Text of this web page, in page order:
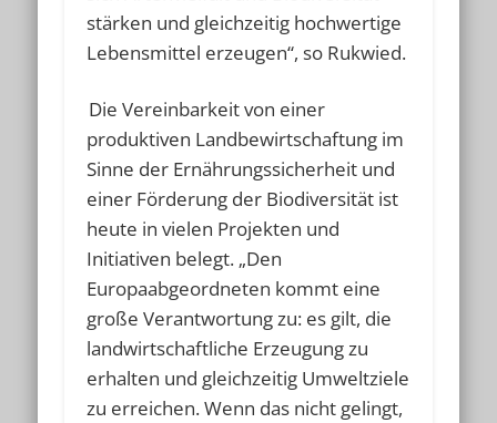
stärken und gleichzeitig hochwertige
Lebensmittel erzeugen“, so Rukwied.
Die Vereinbarkeit von einer
produktiven Landbewirtschaftung im
Sinne der Ernährungssicherheit und
einer Förderung der Biodiversität ist
heute in vielen Projekten und
Initiativen belegt. „Den
Europaabgeordneten kommt eine
große Verantwortung zu: es gilt, die
landwirtschaftliche Erzeugung zu
erhalten und gleichzeitig Umweltziele
zu erreichen. Wenn das nicht gelingt,